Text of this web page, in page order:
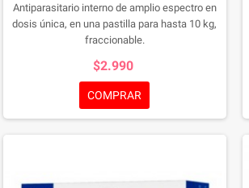
Antiparasitario interno de amplio espectro en
dosis única, en una pastilla para hasta 10 kg,
fraccionable.
$2.990
COMPRAR